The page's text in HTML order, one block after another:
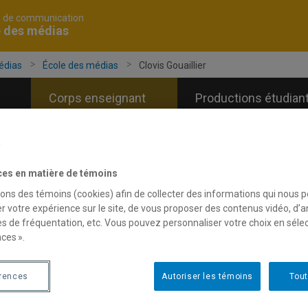
de communication
des médias
École des médias Clovis Gouaillier
Corps enseignant Productions
en matière de témoins
des témoins (cookies) afin de collecter des informations qui nous
votre expérience sur le site, de vous proposer des contenus vidéo,
de fréquentation, etc. Vous pouvez personnaliser votre choix en
».
Autoriser les témoins